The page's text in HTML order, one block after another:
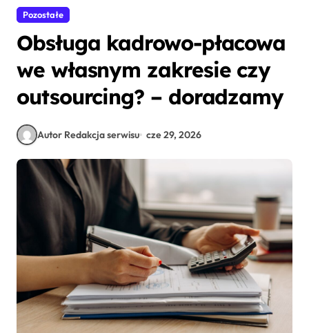
Pozostałe
Obsługa kadrowo-płacowa
we własnym zakresie czy
outsourcing? – doradzamy
Autor Redakcja serwisu cze 29, 2026